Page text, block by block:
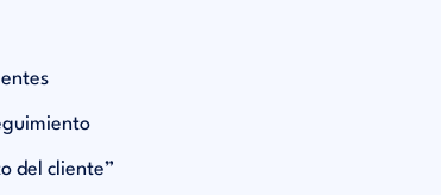
del cliente”